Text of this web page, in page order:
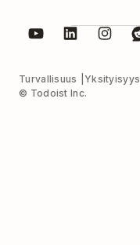
Turvallisuus Yksityisyys
© Todoist Inc.